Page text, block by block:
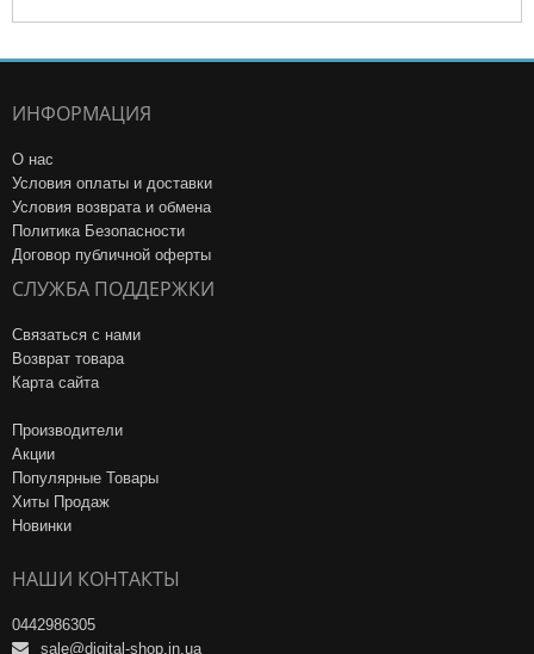
ИНФОРМАЦИЯ
О нас
Условия оплаты и доставки
Условия возврата и обмена
Политика Безопасности
Договор публичной оферты
СЛУЖБА ПОДДЕРЖКИ
Связаться с нами
Возврат товара
Карта сайта
Производители
Акции
Популярные Товары
Хиты Продаж
Новинки
НАШИ КОНТАКТЫ
0442986305
sale@digital-shop.in.ua